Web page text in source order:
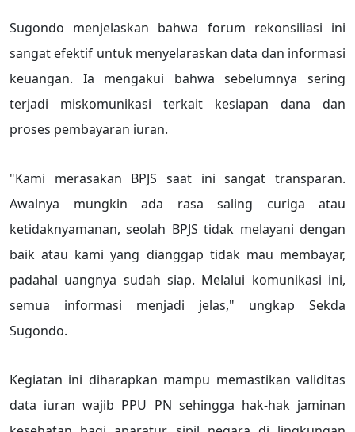
Sugondo menjelaskan bahwa forum rekonsiliasi ini
sangat efektif untuk menyelaraskan data dan informasi
keuangan. Ia mengakui bahwa sebelumnya sering
terjadi miskomunikasi terkait kesiapan dana dan
proses pembayaran iuran.
"Kami merasakan BPJS saat ini sangat transparan.
Awalnya mungkin ada rasa saling curiga atau
ketidaknyamanan, seolah BPJS tidak melayani dengan
baik atau kami yang dianggap tidak mau membayar,
padahal uangnya sudah siap. Melalui komunikasi ini,
semua informasi menjadi jelas," ungkap Sekda
Sugondo.
Kegiatan ini diharapkan mampu memastikan validitas
data iuran wajib PPU PN sehingga hak-hak jaminan